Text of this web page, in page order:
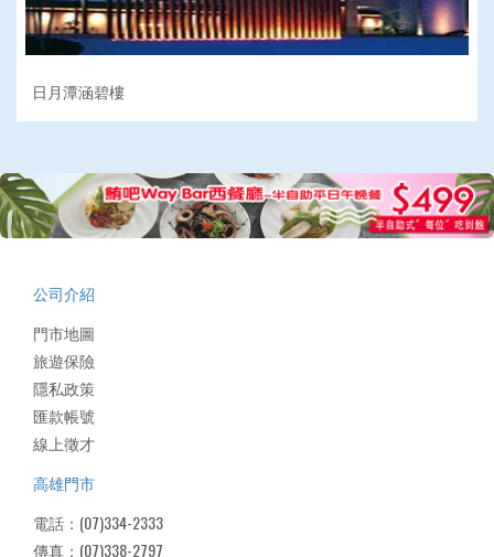
日月潭涵碧樓
公司介紹
門市地圖
旅遊保險
隱私政策
匯款帳號
線上徵才
高雄門市
電話：(07)334-2333
傳真：(07)338-2797